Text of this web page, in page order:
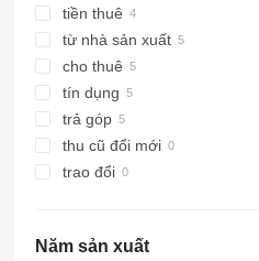
tiền thuê
từ nhà sản xuất
cho thuê
tín dụng
trả góp
thu cũ đổi mới
trao đổi
Năm sản xuất